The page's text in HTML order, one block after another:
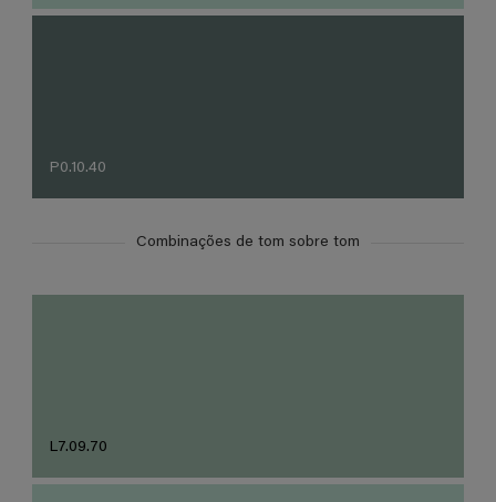
P0.10.40
Combinações de tom sobre tom
L7.09.70